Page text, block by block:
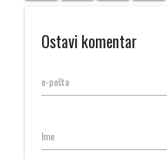
Ostavi komentar
e-pošta
Ime